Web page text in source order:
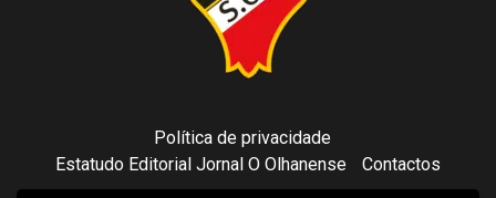
Política de privacidade
Estatudo Editorial Jornal O Olhanense
Contactos